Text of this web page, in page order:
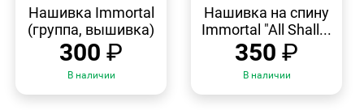
ПРОСМОТР
Нашивка Immortal
(группа, вышивка)
300 ₽
В наличии
Нашивка на спину
Immortal "All Shall...
350 ₽
В наличии